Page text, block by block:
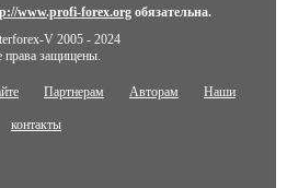
www.profi-forex.orgобязательна.
V 2005 - 2024
права защищены.
Партнерам Авторам Наши
контакты